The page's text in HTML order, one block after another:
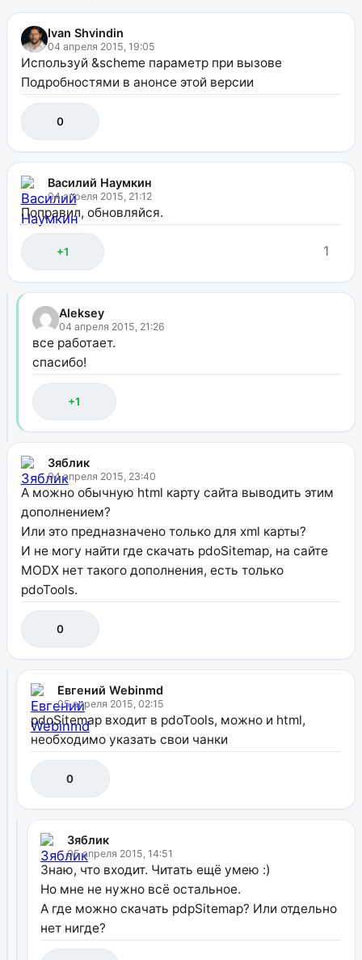
Ivan Shvindin
04 апреля 2015, 19:05
Используй &scheme параметр при вызове
Подробностями в анонсе этой версии
0
Василий Наумкин
04 апреля 2015, 21:12
Поправил, обновляйся.
+1 1
Aleksey
04 апреля 2015, 21:26
все работает.
спасибо!
+1
Зяблик
04 апреля 2015, 23:40
А можно обычную html карту сайта выводить этим
дополнением?
Или это предназначено только для xml карты?
И не могу найти где скачать pdoSitemap, на сайте
MODX нет такого дополнения, есть только
pdoTools.
0
Евгений Webinmd
05 апреля 2015, 02:15
pdoSitemap входит в pdoTools, можно и html,
необходимо указать свои чанки
0
Зяблик
05 апреля 2015, 14:51
Знаю, что входит. Читать ещё умею :)
Но мне не нужно всё остальное.
А где можно скачать pdpSitemap? Или отдельно
нет нигде?